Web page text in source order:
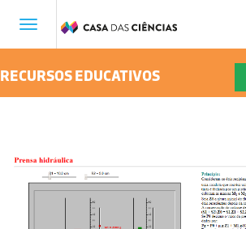
Toggle
RECURSOS EDUCATIVOS